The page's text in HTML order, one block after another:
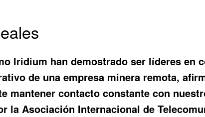
Iridium han demostrado ser líderes
de una empresa minera remota,
mantener contacto constante con
la Asociación Internacional de